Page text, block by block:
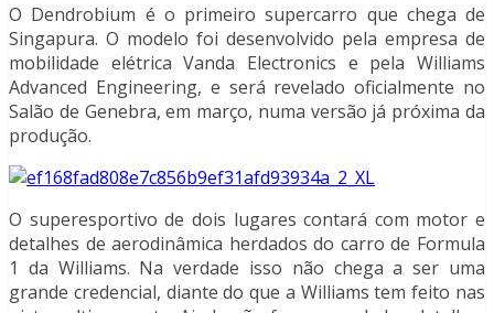
O Dendrobium é o primeiro supercarro que chega de
Singapura. O modelo foi desenvolvido pela empresa de
mobilidade elétrica Vanda Electronics e pela Williams
Advanced Engineering, e será revelado oficialmente no
Salão de Genebra, em março, numa versão já próxima da
produção.
O superesportivo de dois lugares contará com motor e
detalhes de aerodinâmica herdados do carro de Formula
1 da Williams. Na verdade isso não chega a ser uma
grande credencial, diante do que a Williams tem feito nas